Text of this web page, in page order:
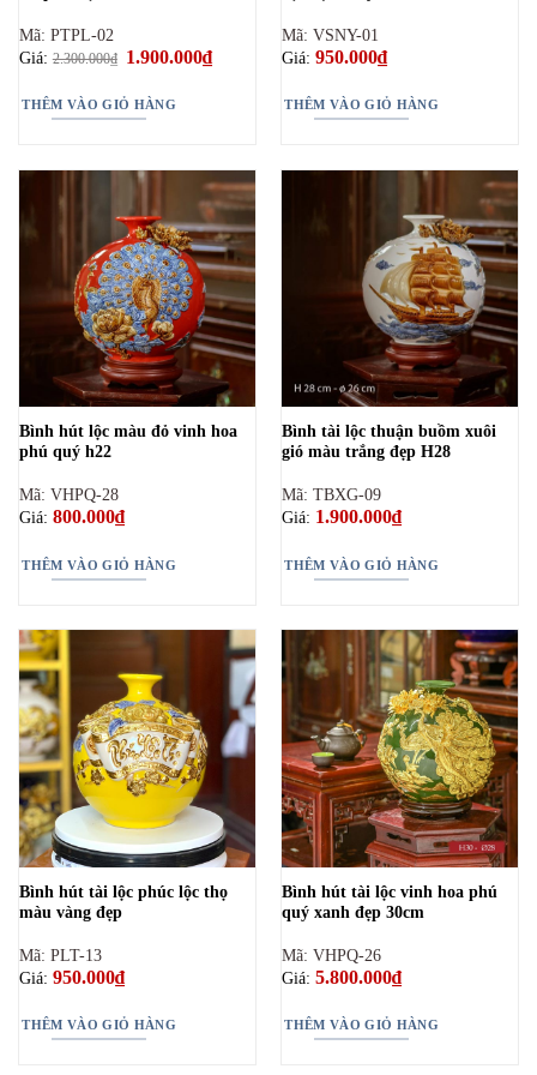
Mã: PTPL-02
Giá:2.300.000₫ Giá
gốc
2.300.000₫.
1.900.000₫Giá
hiện
THÊM VÀO GIỎ HÀNG
Mã: VSNY-01
Giá: 950.000₫
THÊM VÀO GIỎ HÀNG
Bình hút lộc màu đỏ vinh hoa
phú quý h22
Mã: VHPQ-28
Giá: 800.000₫
THÊM VÀO GIỎ HÀNG
Bình tài lộc thuận buồm xuôi
gió màu trắng đẹp H28
Mã: TBXG-09
Giá: 1.900.000₫
THÊM VÀO GIỎ HÀNG
Bình hút tài lộc phúc lộc thọ
màu vàng đẹp
Mã: PLT-13
Giá: 950.000₫
THÊM VÀO GIỎ HÀNG
Bình hút tài lộc vinh hoa phú
quý xanh đẹp 30cm
Mã: VHPQ-26
Giá: 5.800.000₫
THÊM VÀO GIỎ HÀNG